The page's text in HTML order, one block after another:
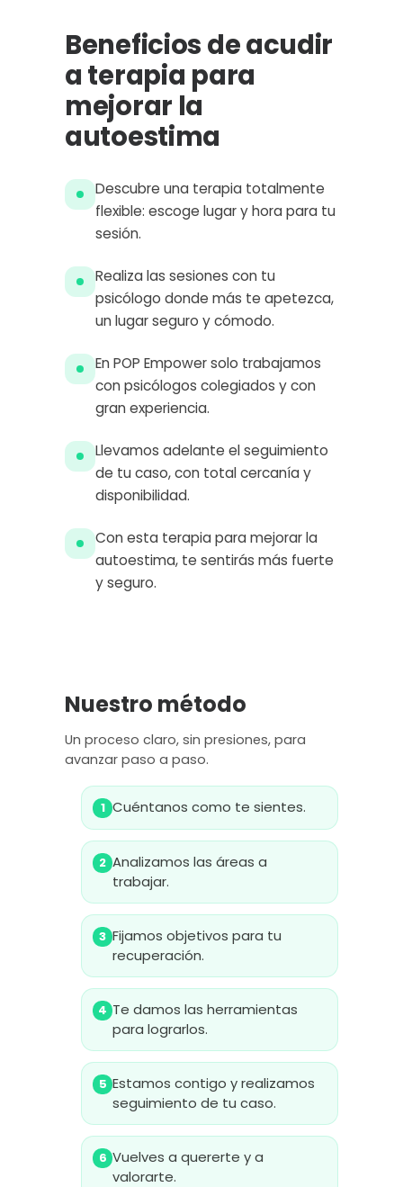
Beneficios de acudir
a terapia para
mejorar la
autoestima
Descubre una terapia totalmente
flexible: escoge lugar y hora para tu
sesión.
Realiza las sesiones con tu
psicólogo donde más te apetezca,
un lugar seguro y cómodo.
En POP Empower solo trabajamos
con psicólogos colegiados y con
gran experiencia.
Llevamos adelante el seguimiento
de tu caso, con total cercanía y
disponibilidad.
Con esta terapia para mejorar la
autoestima, te sentirás más fuerte
y seguro.
Nuestro método
Un proceso claro, sin presiones, para
avanzar paso a paso.
1 Cuéntanos como te sientes.
2 Analizamos las áreas a
trabajar.
3 Fijamos objetivos para tu
recuperación.
4 Te damos las herramientas
para lograrlos.
5 Estamos contigo y realizamos
seguimiento de tu caso.
6 Vuelves a quererte y a
valorarte.